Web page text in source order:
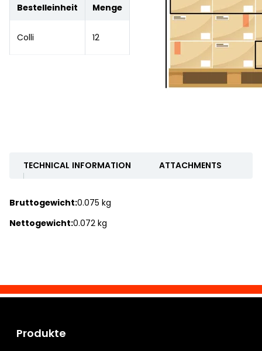
Bestelleinheit Menge
Colli 12
TECHNICAL INFORMATION ATTACHMENTS
Bruttogewicht:0.075 kg
Nettogewicht:0.072 kg
Produkte